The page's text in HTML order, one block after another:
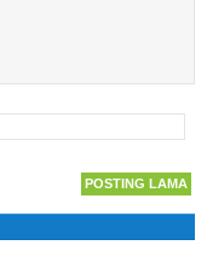
POSTING LAMA